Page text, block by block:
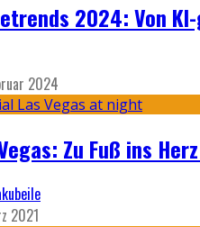
2024: Von
2024
Zu Fuß ins
2021